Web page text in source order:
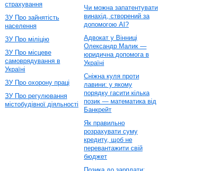
страхування
ЗУ Про зайнятість
населення
ЗУ Про міліцію
ЗУ Про місцеве
самоврядування в
Україні
ЗУ Про охорону праці
ЗУ Про регулювання
містобудівної діяльності
Чи можна запатентувати
винахід, створений за
допомогою AI?
Адвокат у Вінниці
Олександр Малик —
юридична допомога в
Україні
Сніжна куля проти
лавини: у якому
порядку гасити кілька
позик — математика від
Банкрейт
Як правильно
розрахувати суму
кредиту, щоб не
перевантажити свій
бюджет